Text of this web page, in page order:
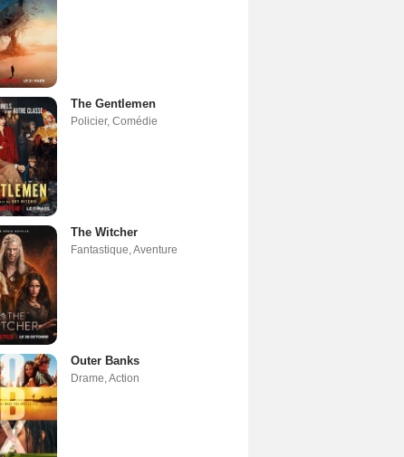
The Gentlemen
Policier, Comédie
The Witcher
Fantastique,Aventure
Outer Banks
Drame,Action